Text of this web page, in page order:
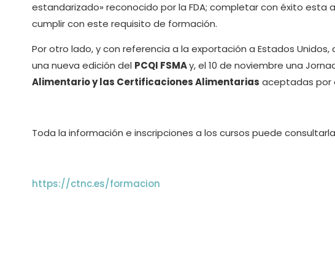
estandarizado» reconocido por la FDA; completar con éxito
cumplir con este requisito de formación.
Por otro lado, y con referencia a la exportación a Estados Unidos,
una nueva edición del PCQI FSMAy, el 10 de noviembre una
Alimentario y las Certificaciones Alimentarias aceptadas por
Toda la información e inscripciones a los cursos puede
https://ctnc.es/formacion